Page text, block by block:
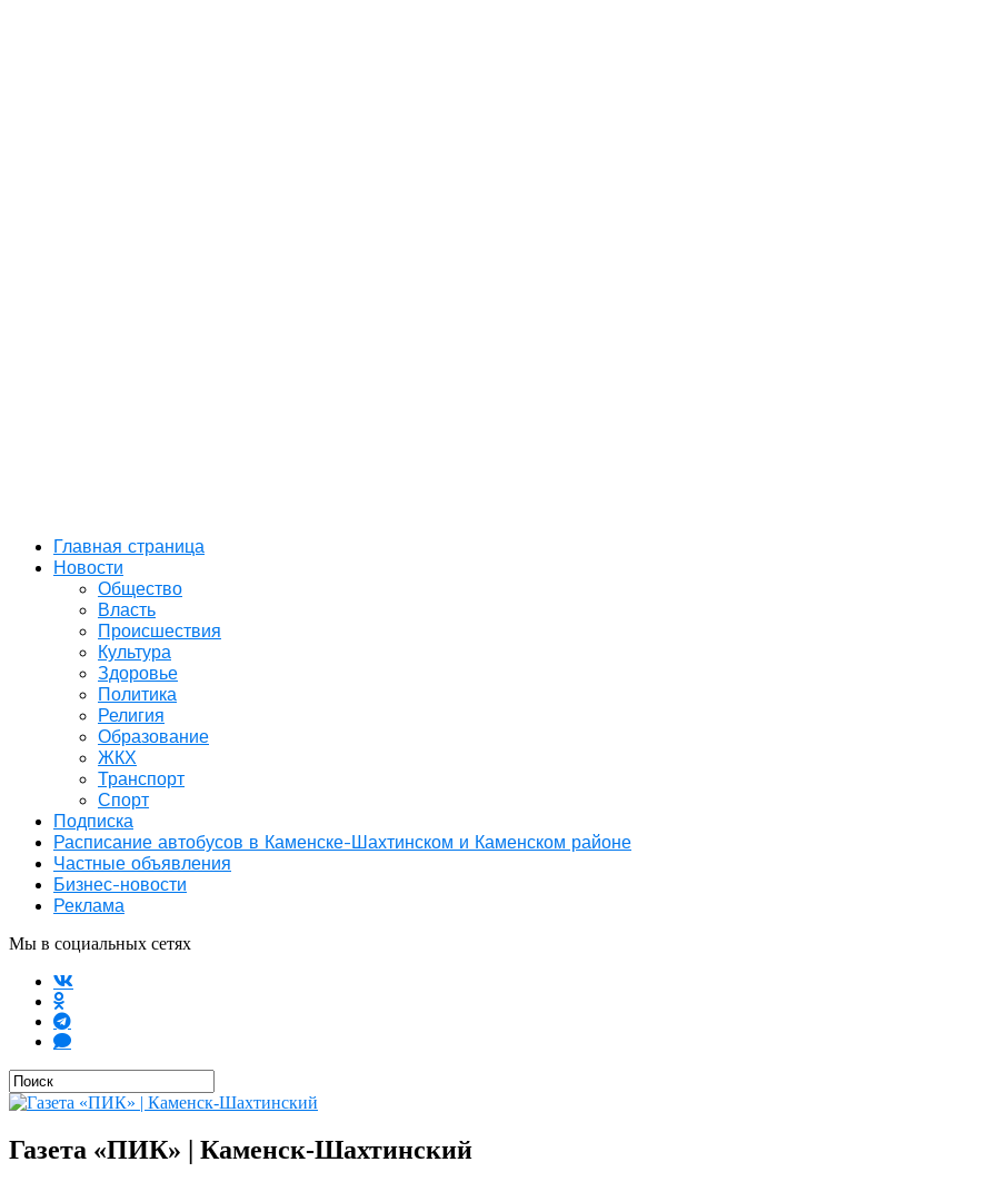
Главная страница
Новости
Общество
Власть
Происшествия
Культура
Здоровье
Политика
Религия
Образование
ЖКХ
Транспорт
Спорт
Подписка
Расписание автобусов в Каменске-Шахтинском и Каменском районе
Частные объявления
Бизнес-новости
Реклама
Мы в социальных сетях
Газета «ПИК» | Каменск-Шахтинский